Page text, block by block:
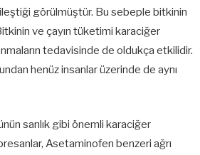
görülmüştür. Bu sebeple bitkinin
ve çayın tüketimi karaciğer
tedavisinde de oldukça etkilidir.
henüz insanlar üzerinde de aynı
sarılık gibi önemli karaciğer
Asetaminofen benzeri ağrı